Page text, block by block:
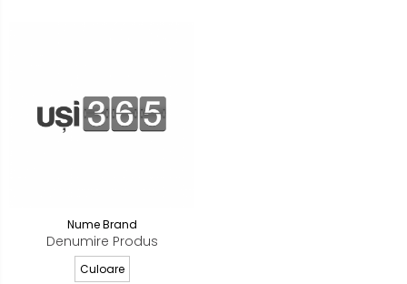
Nume Brand
Denumire Produs
Culoare